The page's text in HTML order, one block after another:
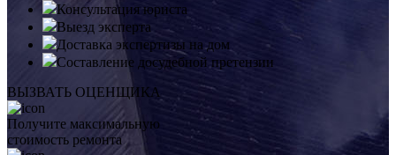
Консультация юриста
Выезд эксперта
Доставка экспертизы на дом
Составление досудебной претензии
ВЫЗВАТЬ ОЦЕНЩИКА
Получите максимальную
стоимость ремонта